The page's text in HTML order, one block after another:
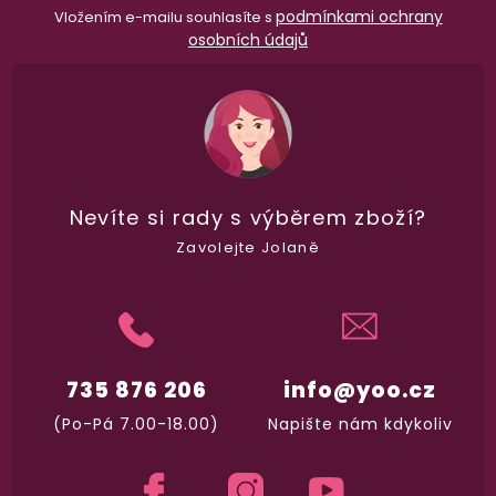
98% spokojenost
Vložením e-mailu souhlasíte s podmínkami ochrany
osobních údajů
info@yoo.cz
Napište nám kdykoliv
735 876 206
(Po-Pá 7.00-18.00)
Nevíte si rady s výběrem zboží?
Zavolejte Jolaně